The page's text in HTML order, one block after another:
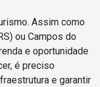
Assim como
ou Campos do
e oportunidade
é preciso
e garantir